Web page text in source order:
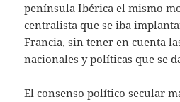
península Ibérica el mismo
centralista que se iba
Francia, sin tener en cuenta
nacionales y políticas que se
El consenso político secular